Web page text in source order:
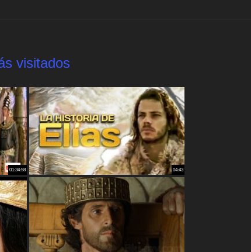
visitados
01:34:58 04:43